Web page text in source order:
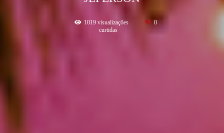
1019 visualizações
0
curtidas